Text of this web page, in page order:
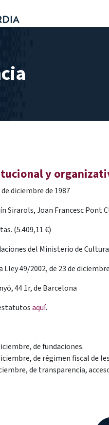
y
de diciembre de 1987
Sirarols, Joan Francesc Pont
(5.409,11 €)
del Ministerio de
Lley 49/2002, de 23 de diciembre
44 1r, de Barcelona
aquí.
de fundaciones.
de régimen fiscal de
de transparencia,